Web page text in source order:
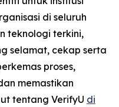
di seluruh
teknologi terkini,
selamat, cekap serta
proses,
memastikan
tentang VerifyU di